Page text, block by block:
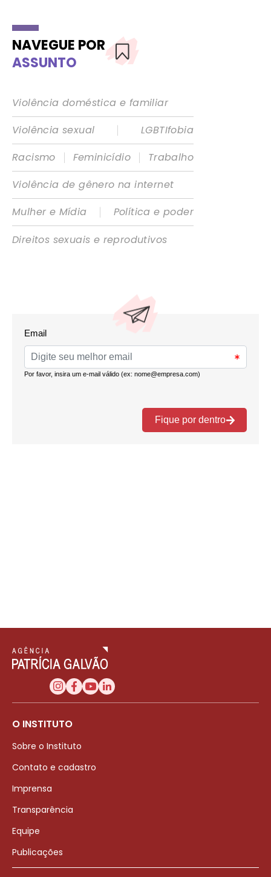
NAVEGUE POR
ASSUNTO
Violência doméstica e familiar
Violência sexual
|
LGBTIfobia
Racismo
| Feminicídio |
Trabalho
Violência de gênero na internet
Mulher e Mídia
|
Política e poder
Direitos sexuais e reprodutivos
O INSTITUTO
Sobre o Instituto
Contato e cadastro
Imprensa
Transparência
Equipe
Publicações